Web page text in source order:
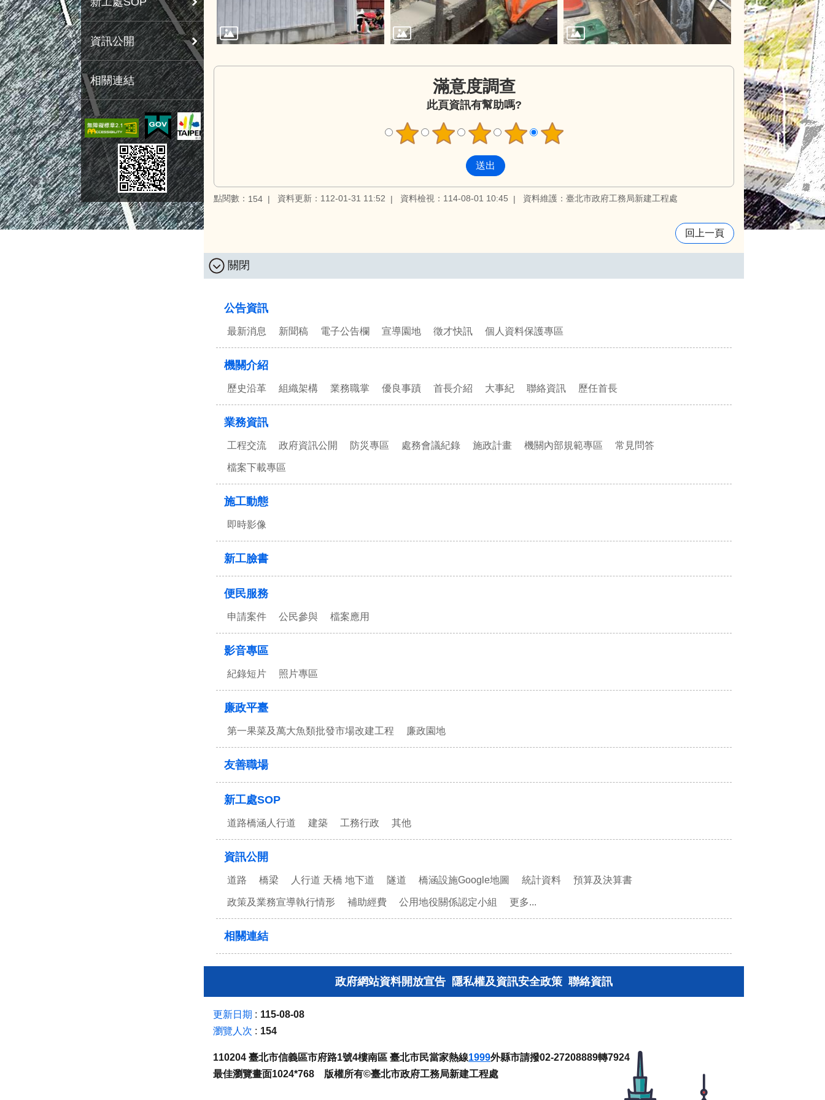
資訊公開
相關連結 滿意度調查
此頁資訊有幫助嗎?
點閱數： 154 資料更新：112-01-31 11:52 資料檢視：114-08-01 10:45 資料維護：臺北市政府工務局新建工程處
回上一頁
關閉
公告資訊
最新消息 新聞稿 電子公告欄 宣導園地 徵才快訊 個人資料保護專區
機關介紹
歷史沿革 組織架構 業務職掌 優良事蹟 首長介紹 大事紀 聯絡資訊 歷任首長
業務資訊
工程交流 政府資訊公開 防災專區 處務會議紀錄 施政計畫 機關內部規範專區 常見問答
檔案下載專區
施工動態
即時影像
新工臉書
便民服務
申請案件 公民參與 檔案應用
影音專區
紀錄短片 照片專區
廉政平臺
第一果菜及萬大魚類批發市場改建工程 廉政園地
友善職場
新工處SOP
道路橋涵人行道 建築 工務行政 其他
資訊公開
道路 橋梁 人行道 天橋 地下道 隧道 橋涵設施Google地圖 統計資料 預算及決算書
政策及業務宣導執行情形 補助經費 公用地役關係認定小組 更多...
相關連結
政府網站資料開放宣告 隱私權及資訊安全政策 聯絡資訊
更新日期
115-08-08
瀏覽人次
154
110204 臺北市信義區市府路1號4樓南區 臺北市民當家熱線1999外縣市請撥02-27208889轉7924
最佳瀏覽畫面1024*768 版權所有©臺北市政府工務局新建工程處